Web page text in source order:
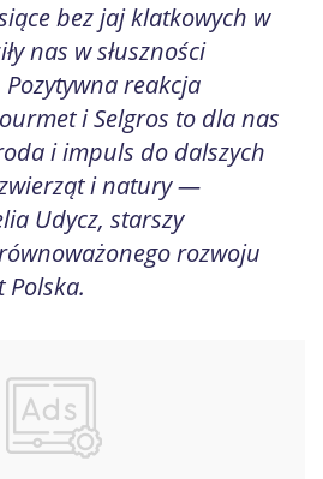
bez jaj klatkowych w
nas w słuszności
reakcja
i Selgros to dla nas
i impuls do dalszych
i natury —
Udycz, starszy
rozwoju
Polska.